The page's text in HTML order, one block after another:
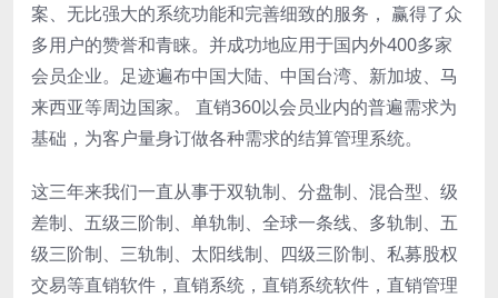
案、无比强大的系统功能和完善细致的服务， 赢得了众
多用户的赞誉和青睐。并成功地应用于国内外400多家
会员企业。足迹遍布中国大陆、中国台湾、新加坡、马
来西亚等周边国家。 直销360以会员业内的普遍需求为
基础，为客户量身订做各种需求的结算管理系统。
这三年来我们一直从事于双轨制、分盘制、混合型、级
差制、五级三阶制、单轨制、全球一条线、多轨制、五
级三阶制、三轨制、太阳线制、四级三阶制、私募股权
交易等直销软件，直销系统，直销系统软件，直销管理